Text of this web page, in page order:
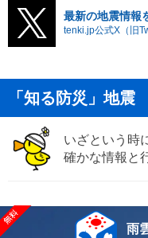
最新の地震情報
tenki.jp公式X（旧
「知る防災」地震
いざという時
確かな情報と
雨